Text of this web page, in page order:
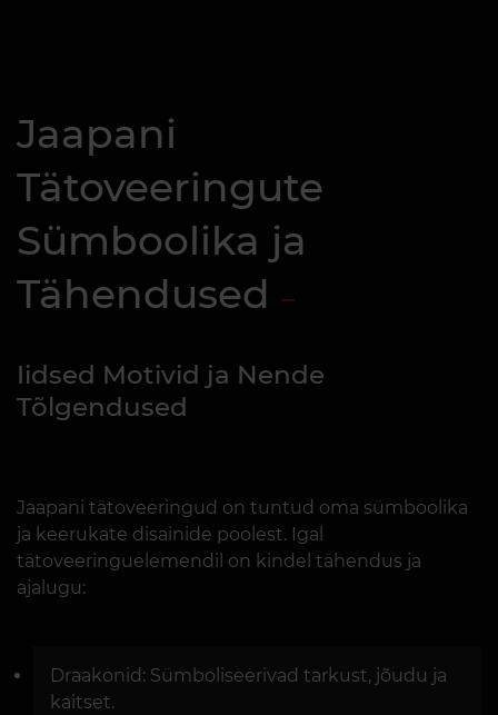
Jaapani
Tätoveeringute
Sümboolika ja
Tähendused
Iidsed Motivid ja Nende
Tõlgendused
Jaapani tätoveeringud on tuntud oma sümboolika
ja keerukate disainide poolest. Igal
tätoveeringuelemendil on kindel tähendus ja
ajalugu:
Draakonid: Sümboliseerivad tarkust, jõudu ja
kaitset.